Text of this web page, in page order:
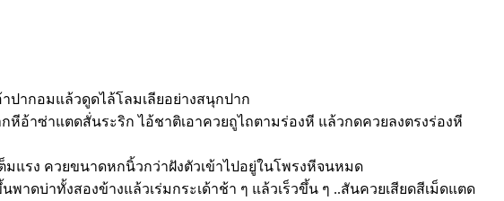
ากอมแล้วดูดไล้โลมเลียอย่างสนุกปาก
อ้าซ่าแตดสั่นระริก ไอ้ชาติเอาควยถูไถตามร่องหี แล้วกดควยลงตรงร่องหี
มแรง ควยขนาดหกนิ้วกว่าฝังตัวเข้าไปอยู่ในโพรงหีจนหมด
บ่าทั้งสองข้างแล้วเร่มกระเด้าช้า ๆ แล้วเร็วขึ้น ๆ ..สันควยเสียดสีเม็ดแตด